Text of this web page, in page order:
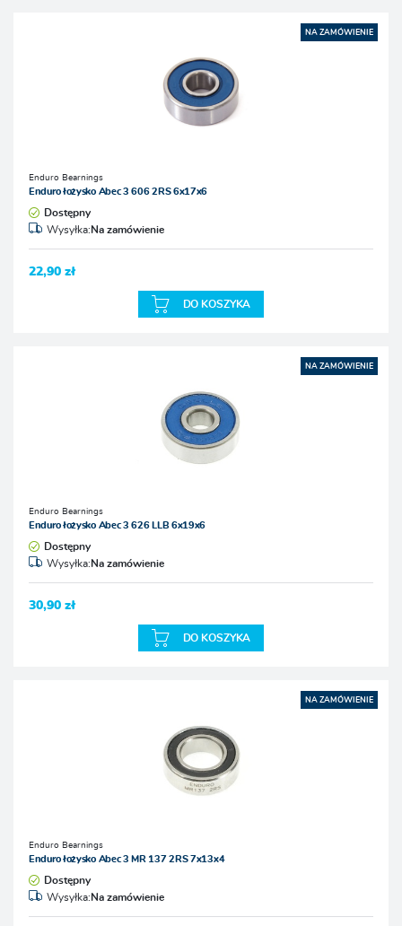
NA ZAMÓWIENIE
Enduro Bearnings
Enduro łożysko Abec 3 606 2RS 6x17x6
Dostępny
Wysyłka:Na zamówienie
22,90 zł
DO KOSZYKA
NA ZAMÓWIENIE
Enduro Bearnings
Enduro łożysko Abec 3 626 LLB 6x19x6
Dostępny
Wysyłka:Na zamówienie
30,90 zł
DO KOSZYKA
NA ZAMÓWIENIE
Enduro Bearnings
Enduro łożysko Abec 3 MR 137 2RS 7x13x4
Dostępny
Wysyłka:Na zamówienie